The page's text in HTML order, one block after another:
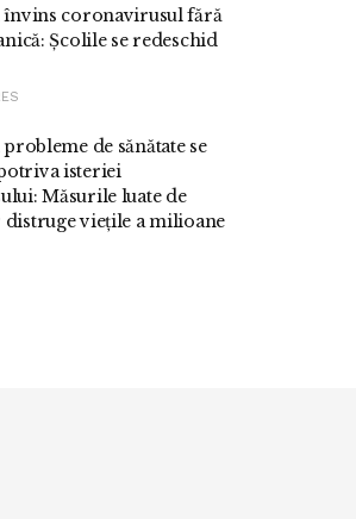
învins coronavirusul fără
Școlile se redeschid
de sănătate se
isteriei
Măsurile luate de
viețile a milioane